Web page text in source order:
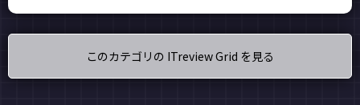
このカテゴリの ITreview Grid を見る